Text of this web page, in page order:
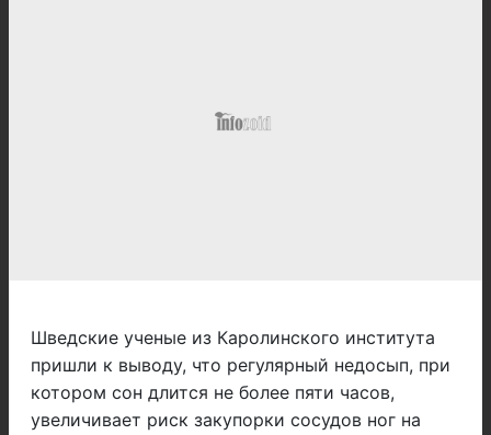
Шведские ученые из Каролинского института
пришли к выводу, что регулярный недосып, при
котором сон длится не более пяти часов,
увеличивает риск закупорки сосудов ног на